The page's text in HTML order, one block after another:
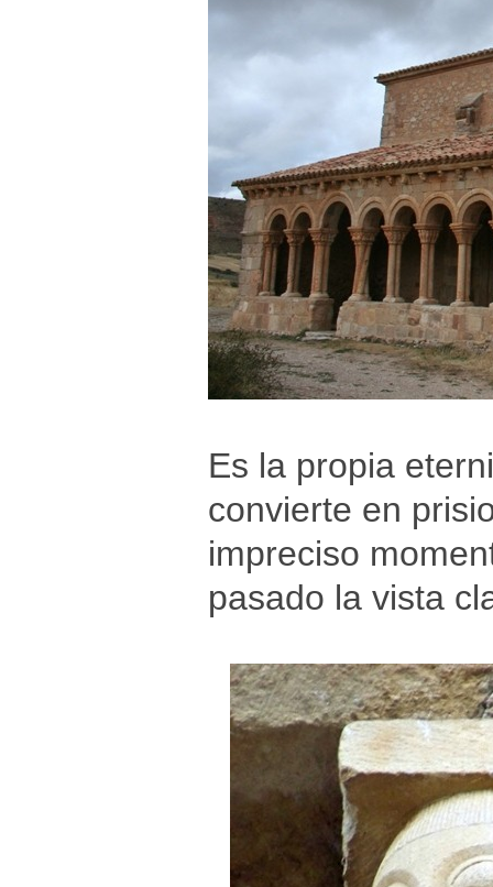
Es la propia
convierte en
impreciso
pasado la vista